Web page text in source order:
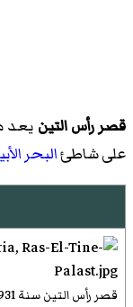
قصر رأس التين يعد
على شاطئالبحر
قصر رأس التين سنة 1931م